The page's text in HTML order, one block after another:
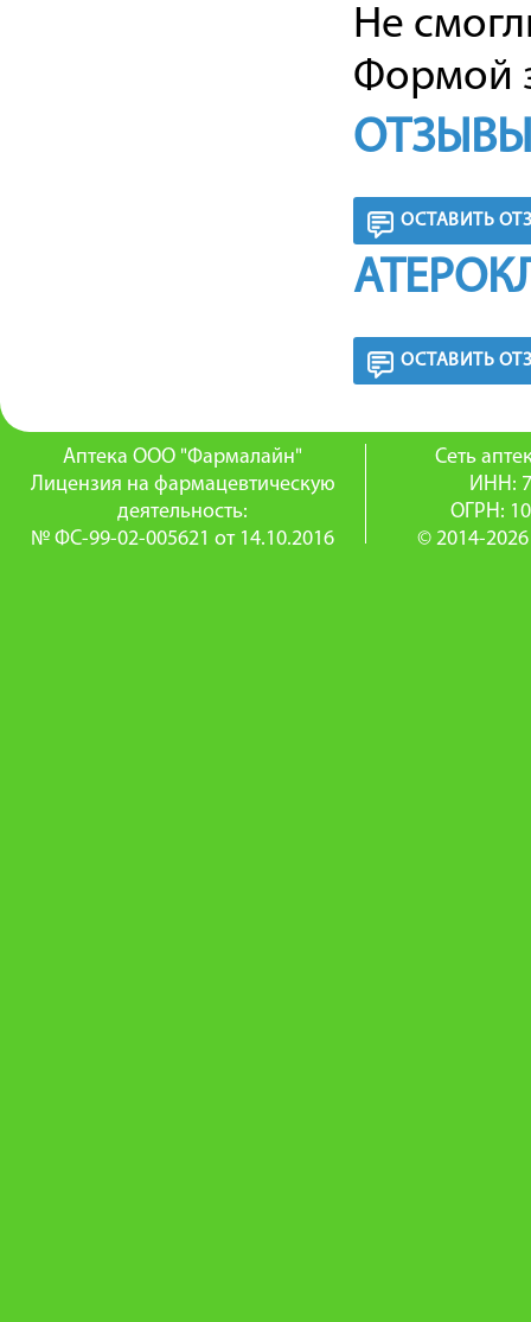
Не
Формой
ОСТАВИТЬ
ОСТАВИТЬ
Аптека ООО "Фармалайн"
Лицензия на фармацевтическую
деятельность:
№ ФС-99-02-005621 от 14.10.2016
Сеть
ИНН:
ОГРН:
© 2014-